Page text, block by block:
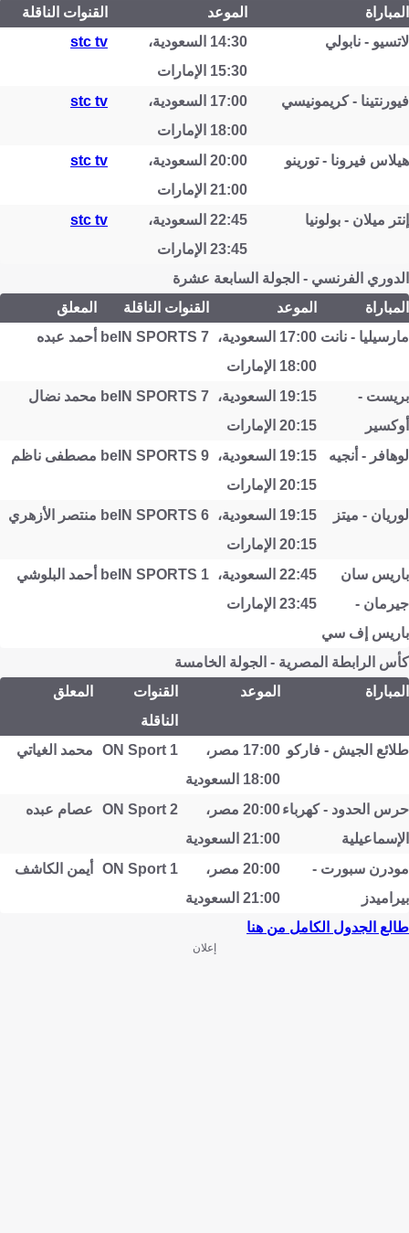
المباراة
الموعد
القنوات الناقلة
لاتسيو - نابولي
14:30 السعودية،
15:30 الإمارات
stc tv
فيورنتينا - كريمونيسي
17:00 السعودية،
18:00 الإمارات
stc tv
هيلاس فيرونا - تورينو
20:00 السعودية،
21:00 الإمارات
stc tv
إنتر ميلان - بولونيا
22:45 السعودية،
23:45 الإمارات
stc tv
الدوري الفرنسي - الجولة السابعة عشرة
المباراة
الموعد القنوات الناقلة
المعلق
مارسيليا - نانت
17:00 السعودية،
18:00 الإمارات
beIN SPORTS 7 أحمد عبده
بريست -
أوكسير
19:15 السعودية،
20:15 الإمارات
beIN SPORTS 7 محمد نضال
لوهافر - أنجيه
19:15 السعودية،
20:15 الإمارات
beIN SPORTS 9 مصطفى ناظم
لوريان - ميتز
19:15 السعودية،
20:15 الإمارات
beIN SPORTS 6 منتصر الأزهري
باريس سان
جيرمان -
باريس إف سي
22:45 السعودية،
23:45 الإمارات
beIN SPORTS 1 أحمد البلوشي
كأس الرابطة المصرية - الجولة الخامسة
المباراة
الموعد
القنوات
الناقلة
المعلق
طلائع الجيش - فاركو
17:00 مصر،
18:00 السعودية
ON Sport 1 محمد الغياتي
حرس الحدود - كهرباء
الإسماعيلية
20:00 مصر،
21:00 السعودية
ON Sport 2 عصام عبده
مودرن سبورت -
بيراميدز
20:00 مصر،
21:00 السعودية
ON Sport 1 أيمن الكاشف
طالع الجدول الكامل من هنا
إعلان